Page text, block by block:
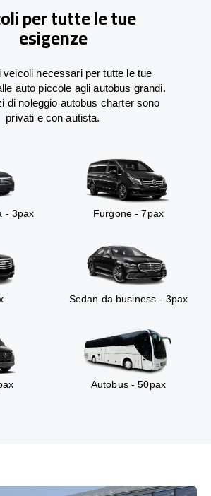
per tutte le tue
esigenze
veicoli necessari per tutte le tue
auto piccole agli autobus grandi.
di noleggio autobus charter sono
privati e con autista.
- 3pax Furgone - 7pax
Sedan da business - 3pax
Autobus - 50pax